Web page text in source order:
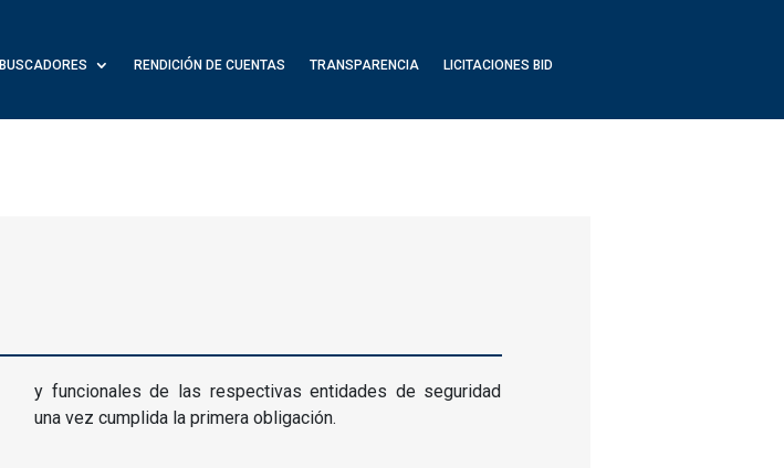
BUSCADORES RENDICIÓN DE CUENTAS TRANSPARENCIA LICITACIONES BID
y funcionales de las respectivas entidades de seguridad
una vez cumplida la primera obligación.